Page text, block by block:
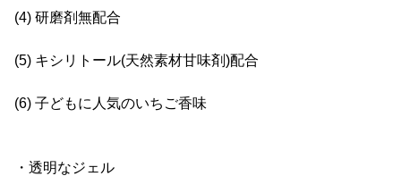
(4) 研磨剤無配合
(5) キシリトール(天然素材甘味剤)配合
(6) 子どもに人気のいちご香味
・透明なジェル